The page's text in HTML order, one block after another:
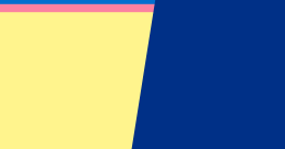
Jour 2: Oktoberfest
22 septembre 2024 à 12:00
Munich, Allemagne